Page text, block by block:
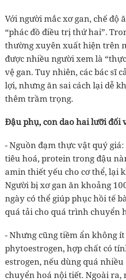
Với người mắc xơ gan, chế độ
“phác đồ điều trị thứ hai”.
thường xuyên xuất hiện trên
được nhiều người xem là
vệ gan. Tuy nhiên, các bác sĩ
lợi, nhưng ăn sai cách lại dễ
thêm trầm trọng.
Đậu phụ, con dao hai lưỡi đối
- Nguồn đạm thực vật quý giá:
tiêu hoá, protein trong đậu
amin thiết yếu cho cơ thể, lại
Người bị xơ gan ăn khoảng
ngày có thể giúp phục hồi tế
quá tải cho quá trình chuyển
- Nhưng cũng tiềm ẩn không
phytoestrogen,hợp chất có
estrogen, nếu dùng quá
chuyển hoá nội tiết. Ngoài ra,